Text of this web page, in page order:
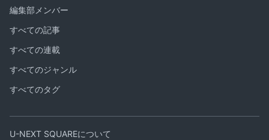
編集部メンバー
すべての記事
すべての連載
すべてのジャンル
すべてのタグ
U-NEXT SQUAREについて